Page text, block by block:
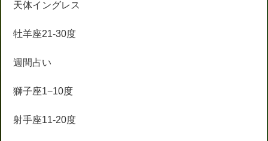
天体イングレス
牡羊座21-30度
週間占い
獅子座1−10度
射手座11-20度